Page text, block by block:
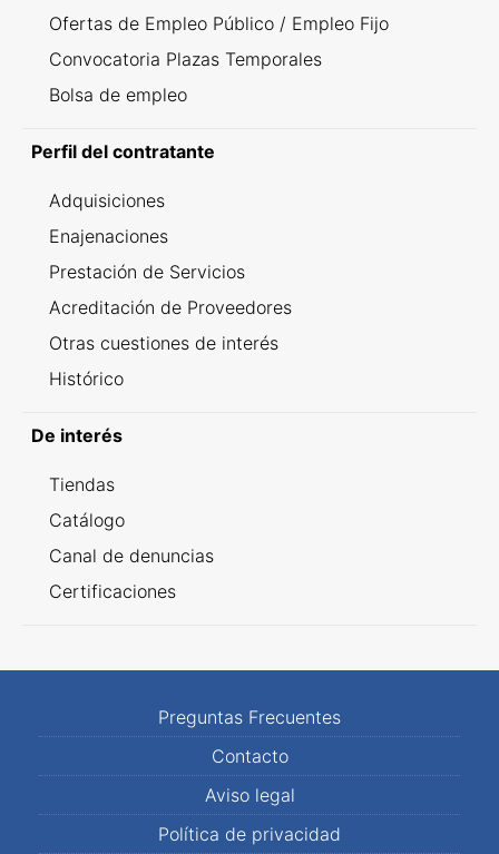
Ofertas de Empleo Público / Empleo Fijo
Convocatoria Plazas Temporales
Bolsa de empleo
Perfil del contratante
Adquisiciones
Enajenaciones
Prestación de Servicios
Acreditación de Proveedores
Otras cuestiones de interés
Histórico
De interés
Tiendas
Catálogo
Canal de denuncias
Certificaciones
Preguntas Frecuentes
Contacto
Aviso legal
Política de privacidad